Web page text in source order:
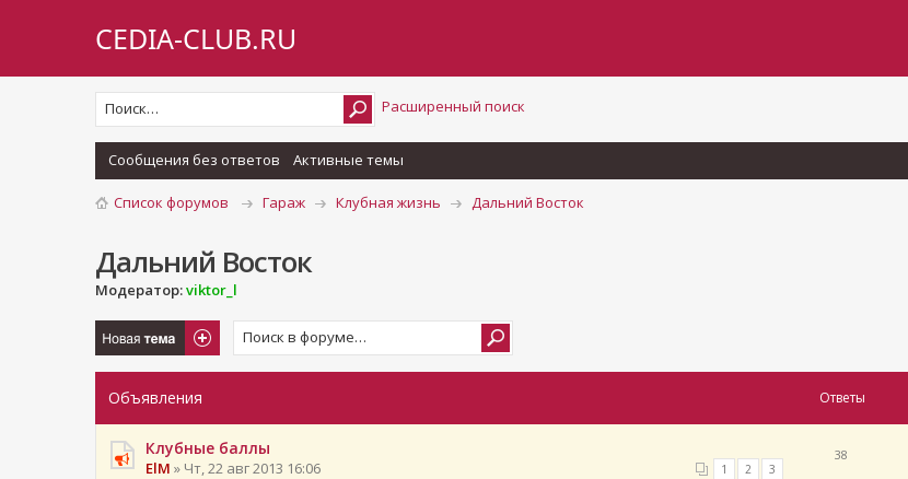
CEDIA-CLUB.RU
Расширенный поиск
Сообщения без ответов Активные темы
Список форумов Гараж Клубная жизнь Дальний Восток
Дальний Восток
Модератор:viktor_l
Новая тема
Объявления Ответы
Клубные баллы
1 2 3
ElM » Чт, 22 авг 2013 16:06
38